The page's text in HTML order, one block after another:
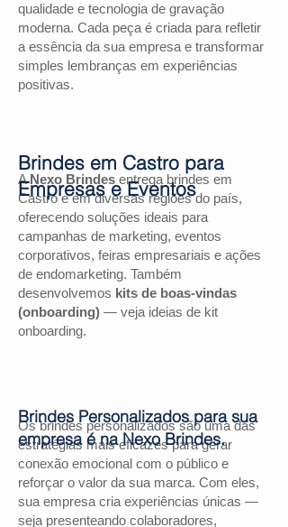
qualidade e tecnologia de gravação
moderna. Cada peça é criada para refletir
a essência da sua empresa e transformar
simples lembranças em experiências
positivas.
ANexo Brindes entrega brindes em
Castro e em diversas regiões do país,
oferecendo soluções ideais para
campanhas de marketing, eventos
corporativos, feiras empresariais e ações
de endomarketing. Também
desenvolvemos kits de boas-vindas
(onboarding) — veja ideias de kit
onboarding.
Os brindes personalizados são uma das
estratégias mais eficazes para gerar
conexão emocional com o público e
reforçar o valor da sua marca. Com eles,
sua empresa cria experiências únicas —
seja presenteando colaboradores,
Brindes em Castro para
Empresas e Eventos
Brindes Personalizados para sua
empresa é na Nexo Brindes.